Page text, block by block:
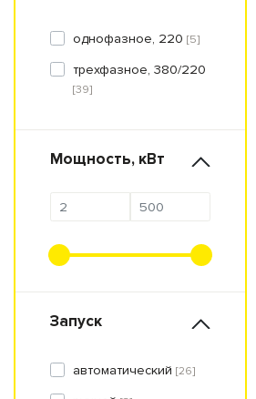
однофазное, 220 [5]
трехфазное, 380/220
[39]
Мощность, кВт
Запуск
автоматический [26]